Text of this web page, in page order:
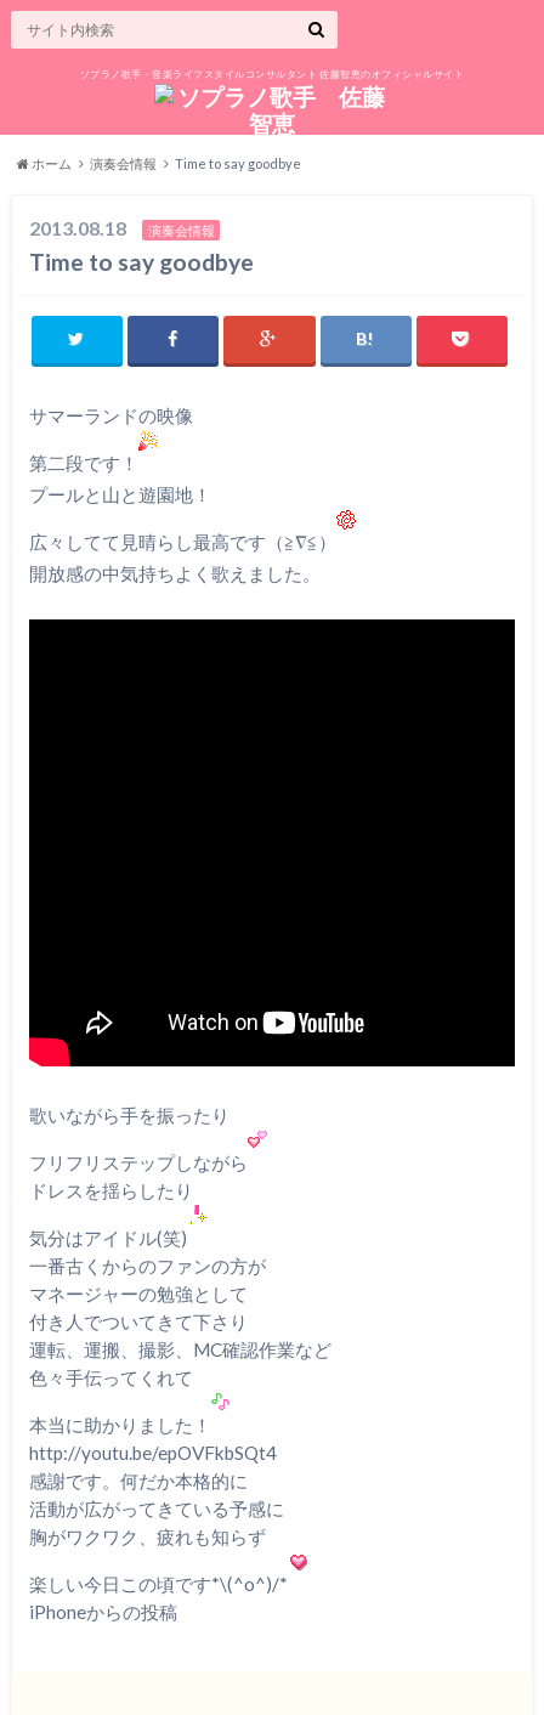
ソプラノ歌手・音楽ライフスタイルコンサルタント 佐藤智恵のオフィシャルサイト
ホーム 演奏会情報 Time to say goodbye
2013.08.18 演奏会情報
Time to say goodbye
サマーランドの映像
第二段です！
プールと山と遊園地！
広々してて見晴らし最高です（≧∇≦）
開放感の中気持ちよく歌えました。
歌いながら手を振ったり
フリフリステップしながら
ドレスを揺らしたり
気分はアイドル(笑)
一番古くからのファンの方が
マネージャーの勉強として
付き人でついてきて下さり
運転、運搬、撮影、MC確認作業など
色々手伝ってくれて
本当に助かりました！
http://youtu.be/epOVFkbSQt4
感謝です。何だか本格的に
活動が広がってきている予感に
胸がワクワク、疲れも知らず
楽しい今日この頃です*\(^o^)/*
iPhoneからの投稿